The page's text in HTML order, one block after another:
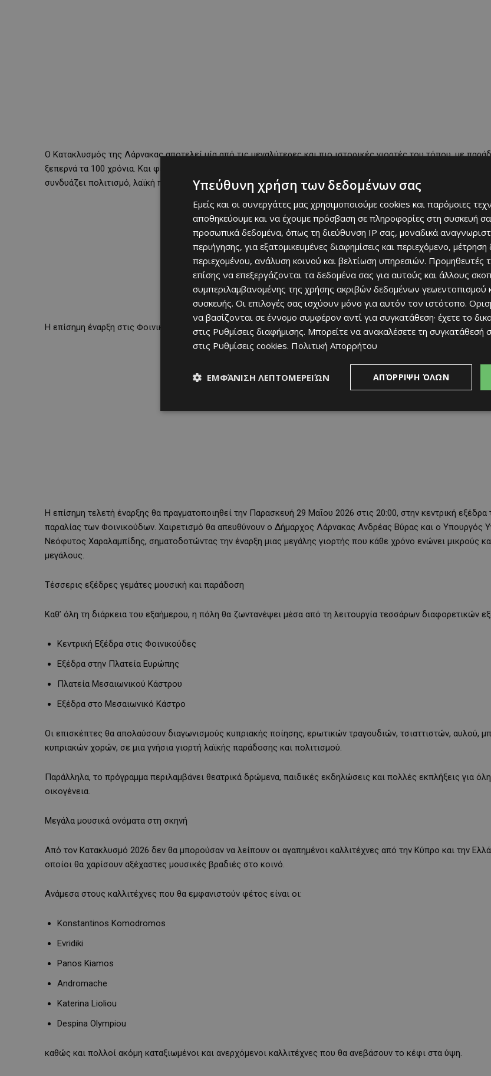
Ο Κατακλυσμός της Λάρνακας αποτελεί μία από τις μεγαλύτερες και πιο ιστορικές γιορτές του τόπου, με
ξεπερνά τα 100 χρόνια. Και φέτος, ο Δήμος Λάρνακας έχει ετοιμάσει ένα πλούσιο πρόγραμμα εκδηλώσεων που
συνδυάζει πολιτισμό, λαϊκή παράδοση, ψυχαγωγία και καλοκαιρινή διάθεση δίπλα στο κύμα.
Η επίσημη έναρξη στις Φοινικούδες
Η επίσημη τελετή έναρξης θα πραγματοποιηθεί την Παρασκευή 29 Μαΐου 2026 στις 20:00, στην κεντρική εξέδρα
παραλίας των Φοινικούδων. Χαιρετισμό θα απευθύνουν ο Δήμαρχος Λάρνακας Ανδρέας Βύρας και ο Υπουργός
Νεόφυτος Χαραλαμπίδης, σηματοδοτώντας την έναρξη μιας μεγάλης γιορτής που κάθε χρόνο ενώνει μικρούς
μεγάλους.
Τέσσερις εξέδρες γεμάτες μουσική και παράδοση
Καθ’ όλη τη διάρκεια του εξαήμερου, η πόλη θα ζωντανέψει μέσα από τη λειτουργία τεσσάρων διαφορετικών
Κεντρική Εξέδρα στις Φοινικούδες
Εξέδρα στην Πλατεία Ευρώπης
Πλατεία Μεσαιωνικού Κάστρου
Εξέδρα στο Μεσαιωνικό Κάστρο
Οι επισκέπτες θα απολαύσουν διαγωνισμούς κυπριακής ποίησης, ερωτικών τραγουδιών, τσιαττιστών, αυλού,
κυπριακών χορών, σε μια γνήσια γιορτή λαϊκής παράδοσης και πολιτισμού.
Παράλληλα, το πρόγραμμα περιλαμβάνει θεατρικά δρώμενα, παιδικές εκδηλώσεις και πολλές εκπλήξεις για
οικογένεια.
Μεγάλα μουσικά ονόματα στη σκηνή
Από τον Κατακλυσμό 2026 δεν θα μπορούσαν να λείπουν οι αγαπημένοι καλλιτέχνες από την Κύπρο και την
οποίοι θα χαρίσουν αξέχαστες μουσικές βραδιές στο κοινό.
Ανάμεσα στους καλλιτέχνες που θα εμφανιστούν φέτος είναι οι:
Konstantinos Komodromos
Evridiki
Panos Kiamos
Andromache
Katerina Lioliou
Despina Olympiou
καθώς και πολλοί ακόμη καταξιωμένοι και ανερχόμενοι καλλιτέχνες που θα ανεβάσουν το κέφι στα ύψη.
Υπεύθυνη χρήση των δεδομένων σας
Εμείς και οι συνεργάτες μας χρησιμοποιούμε cookies και παρόμοιες
αποθηκεύουμε και να έχουμε πρόσβαση σε πληροφορίες στη συσκευή
προσωπικά δεδομένα, όπως τη διεύθυνση IP σας, μοναδικά
περιήγησης, για εξατομικευμένες διαφημίσεις και περιεχόμενο,
περιεχομένου, ανάλυση κοινού και βελτίωση υπηρεσιών. Προμηθευτές
επίσης να επεξεργάζονται τα δεδομένα σας για αυτούς και άλλους
συμπεριλαμβανομένης της χρήσης ακριβών δεδομένων γεωεντοπισμού
συσκευής. Οι επιλογές σας ισχύουν μόνο για αυτόν τον ιστότοπο.
να βασίζονται σε έννομο συμφέρον αντί για συγκατάθεση· έχετε το
στις Ρυθμίσεις διαφήμισης. Μπορείτε να ανακαλέσετε τη συγκατάθεσή
στις Ρυθμίσεις cookies. Πολιτική Απορρήτου
ΑΠΌΡΡΙΨΗ ΌΛΩΝ
ΕΜΦΆΝΙΣΗ ΛΕΠΤΟΜΕΡΕΙΏΝ